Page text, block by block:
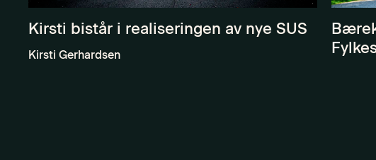
Kirsti bistår i realiseringen av nye SUS
Kirsti Gerhardsen